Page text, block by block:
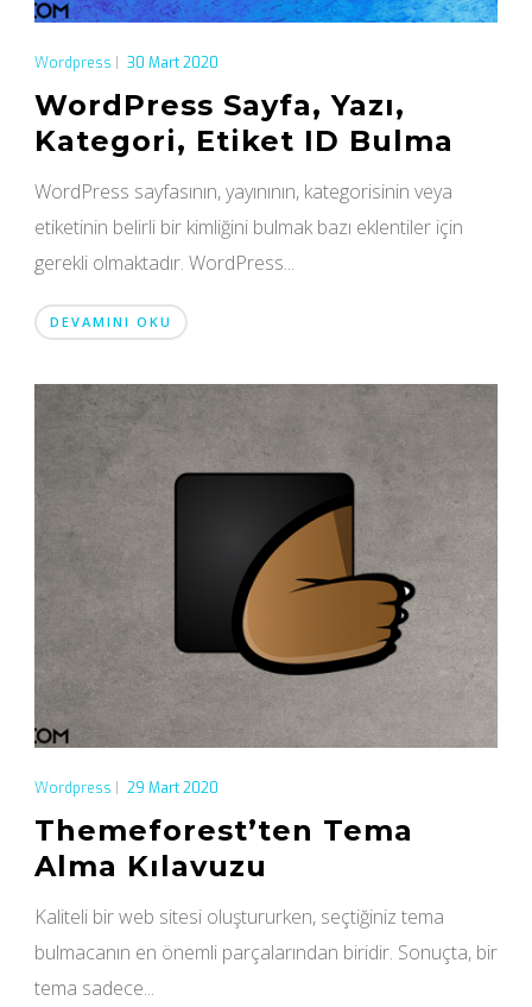
Wordpress 30 Mart 2020
WordPress Sayfa, Yazı,
Kategori, Etiket ID Bulma
WordPress sayfasının, yayınının, kategorisinin veya
etiketinin belirli bir kimliğini bulmak bazı eklentiler için
gerekli olmaktadır. WordPress...
DEVAMINI OKU
Wordpress 29 Mart 2020
Themeforest’ten Tema
Alma Kılavuzu
Kaliteli bir web sitesi oluştururken, seçtiğiniz tema
bulmacanın en önemli parçalarından biridir. Sonuçta, bir
tema sadece...